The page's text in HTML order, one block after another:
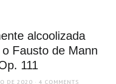
alcoolizada
Fausto de Mann
111
DE 2020 4 COMMENTS